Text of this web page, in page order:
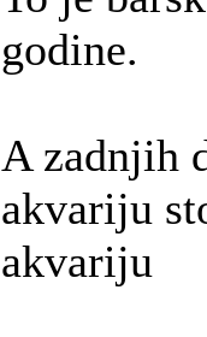
godine.
A zadnjih
akvariju
akvariju